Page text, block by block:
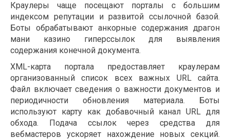
Краулеры чаще посещают порталы с большим
индексом репутации и развитой ссылочной базой.
Боты обрабатывают анкорные содержания драгон
мани казино гиперссылок для выявления
содержания конечной документа.
XML-карта портала предоставляет краулерам
организованный список всех важных URL сайта.
Файл включает сведения о важности документов и
периодичности обновления материала. Боты
используют карту как добавочный канал URL для
обхода. Подача ссылок через средства для
вебмастеров ускоряет нахождение новых секций.